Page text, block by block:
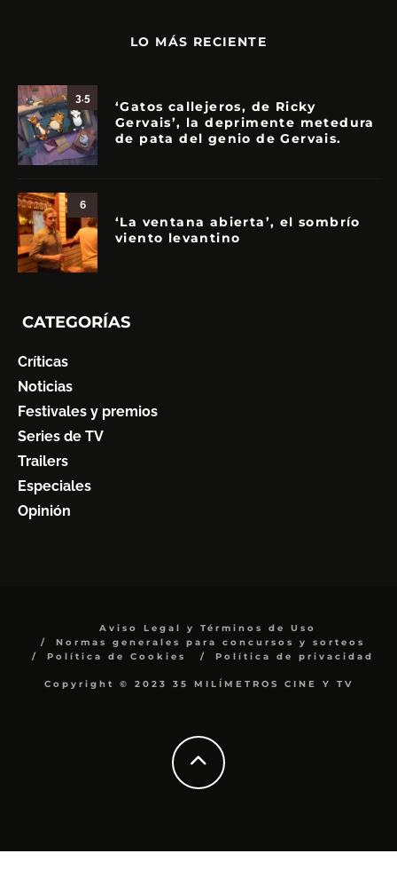
LO MÁS RECIENTE
3.5
‘Gatos callejeros, de Ricky
Gervais’, la deprimente metedura
de pata del genio de Gervais.
6
‘La ventana abierta’, el sombrío
viento levantino
CATEGORÍAS
Críticas
Noticias
Festivales y premios
Series de TV
Trailers
Especiales
Opinión
Aviso Legal y Términos de Uso
Normas generales para concursos y sorteos
Política de Cookies
Política de privacidad
Copyright © 2023 35 MILÍMETROS CINE Y TV